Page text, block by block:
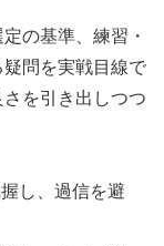
の基準、練習・
問を実戦目線で
を引き出しつつ
し、過信を避